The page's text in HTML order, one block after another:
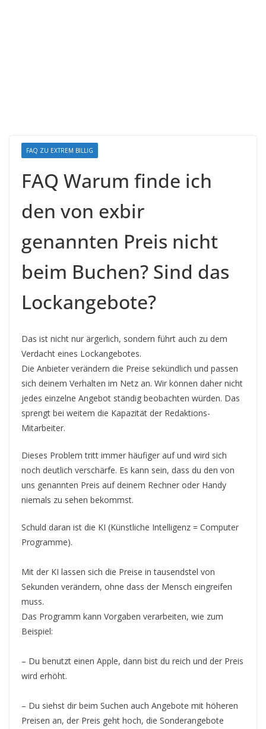
FAQ ZU EXTREM BILLIG
FAQ Warum finde ich
den von exbir
genannten Preis nicht
beim Buchen? Sind das
Lockangebote?
Das ist nicht nur ärgerlich, sondern führt auch zu dem
Verdacht eines Lockangebotes.
Die Anbieter verändern die Preise sekündlich und passen
sich deinem Verhalten im Netz an. Wir können daher nicht
jedes einzelne Angebot ständig beobachten würden. Das
sprengt bei weitem die Kapazität der Redaktions-
Mitarbeiter.
Dieses Problem tritt immer häufiger auf und wird sich
noch deutlich verschärfe. Es kann sein, dass du den von
uns genannten Preis auf deinem Rechner oder Handy
niemals zu sehen bekommst.
Schuld daran ist die KI (Künstliche Intelligenz = Computer
Programme).
Mit der KI lassen sich die Preise in tausendstel von
Sekunden verändern, ohne dass der Mensch eingreifen
muss.
Das Programm kann Vorgaben verarbeiten, wie zum
Beispiel:
– Du benutzt einen Apple, dann bist du reich und der Preis
wird erhöht.
– Du siehst dir beim Suchen auch Angebote mit höheren
Preisen an, der Preis geht hoch, die Sonderangebote